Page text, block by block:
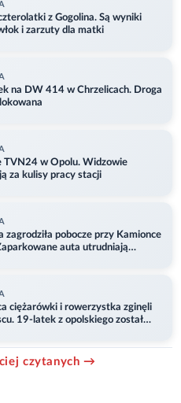
z Gogolina. Są wyniki
i zarzuty dla matki
na DW 414 w Chrzelicach. Droga
TVN24 w Opolu. Widzowie
za kulisy pracy stacji
zagrodziła pobocze przy Kamionce
auta utrudniają
ciężarówki i rowerzystka zginęli
19-latek z opolskiego został
czytanych →